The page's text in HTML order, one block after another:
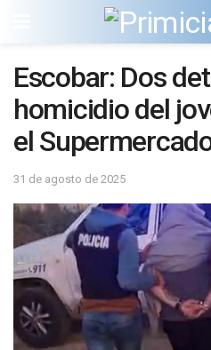
Escobar: Dos
homicidio del
el
31 de agosto de 2025